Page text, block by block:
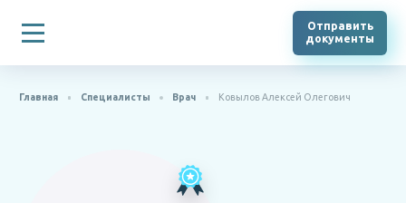
Отправить
документы
Главная Специалисты Врач Ковылов Алексей Олегович